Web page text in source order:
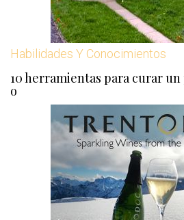
Habilidades Y Conocimientos
10 herramientas para curar un
o